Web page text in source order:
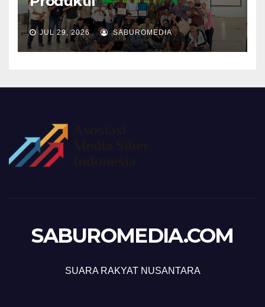
JUL 29, 2026 SABUROMEDIA
SABUROMEDIA.COM
SUARA RAKYAT NUSANTARA